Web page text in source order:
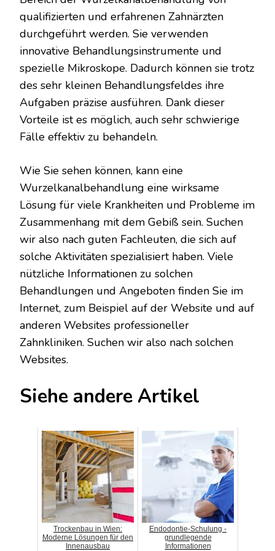
qualifizierten und erfahrenen Zahnärzten
durchgeführt werden. Sie verwenden
innovative Behandlungsinstrumente und
spezielle Mikroskope. Dadurch können sie trotz
des sehr kleinen Behandlungsfeldes ihre
Aufgaben präzise ausführen. Dank dieser
Vorteile ist es möglich, auch sehr schwierige
Fälle effektiv zu behandeln.
Wie Sie sehen können, kann eine
Wurzelkanalbehandlung eine wirksame
Lösung für viele Krankheiten und Probleme im
Zusammenhang mit dem Gebiß sein. Suchen
wir also nach guten Fachleuten, die sich auf
solche Aktivitäten spezialisiert haben. Viele
nützliche Informationen zu solchen
Behandlungen und Angeboten finden Sie im
Internet, zum Beispiel auf der Website und auf
anderen Websites professioneller
Zahnkliniken. Suchen wir also nach solchen
Websites.
Siehe andere Artikel
Trockenbau in Wien:
Moderne Lösungen für den
Innenausbau
Endodontie-Schulung -
grundlegende
Informationen